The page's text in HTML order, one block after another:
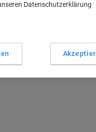
Zuverlässigkeit
Datenschutzerklärung